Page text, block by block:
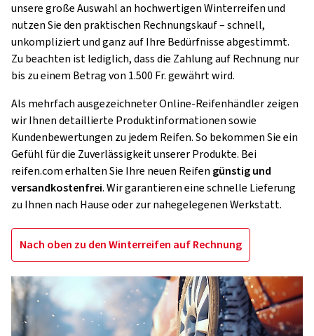
unsere große Auswahl an hochwertigen Winterreifen und
nutzen Sie den praktischen Rechnungskauf – schnell,
unkompliziert und ganz auf Ihre Bedürfnisse abgestimmt.
Zu beachten ist lediglich, dass die Zahlung auf Rechnung nur
bis zu einem Betrag von 1.500 Fr. gewährt wird.
Als mehrfach ausgezeichneter Online-Reifenhändler zeigen
wir Ihnen detaillierte Produktinformationen sowie
Kundenbewertungen zu jedem Reifen. So bekommen Sie ein
Gefühl für die Zuverlässigkeit unserer Produkte. Bei
reifen.com erhalten Sie Ihre neuen Reifen günstig und
versandkostenfrei. Wir garantieren eine schnelle Lieferung
zu Ihnen nach Hause oder zur nahegelegenen Werkstatt.
Nach oben zu den Winterreifen auf Rechnung